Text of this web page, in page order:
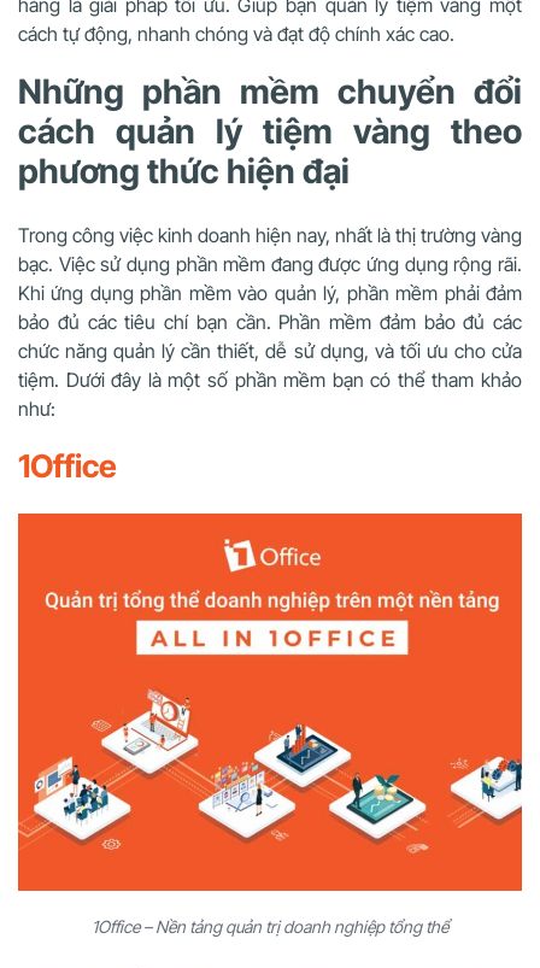
cách tự động, nhanh chóng và đạt độ chính xác cao.
Những phần mềm chuyển đổi
cách quản lý tiệm vàng theo
phương thức hiện đại
Trong công việc kinh doanh hiện nay, nhất là thị trường vàng
bạc. Việc sử dụng phần mềm đang được ứng dụng rộng rãi.
Khi ứng dụng phần mềm vào quản lý, phần mềm phải đảm
bảo đủ các tiêu chí bạn cần. Phần mềm đảm bảo đủ các
chức năng quản lý cần thiết, dễ sử dụng, và tối ưu cho cửa
tiệm. Dưới đây là một số phần mềm bạn có thể tham khảo
như:
1Office
1Office – Nền tảng quản trị doanh nghiệp tổng thể